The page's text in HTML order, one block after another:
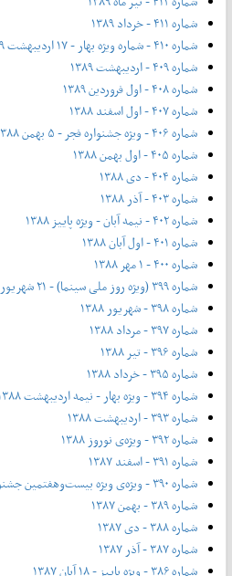
شماره ۴۱۱ - خرداد ۱۳۸۹
شماره ۴۱۰ - شماره ویژه بهار - ۱۷ اردیبهشت ۱۳۸۹
شماره ۴۰۹ - اردیبهشت ۱۳۸۹
شماره ۴۰۸ - اول فروردین ۱۳۸۹
شماره ۴۰۷ - اول اسفند ۱۳۸۸
شماره ۴۰۶ - ویژه جشنواره فجر - ۵ بهمن ۱۳۸۸
شماره ۴۰۵ - اول بهمن ۱۳۸۸
شماره ۴۰۴ - دی ۱۳۸۸
شماره ۴۰۳ - آذر ۱۳۸۸
شماره ۴۰۲ - نیمه آبان - ویژه پاییز ۱۳۸۸
شماره ۴۰۱ - اول آبان ۱۳۸۸
شماره ۴۰۰ - ۱ مهر ۱۳۸۸
شماره ۳۹۹ (ویژه روز ملی سینما) - ۲۱ شهریور ۱۳۸۸
شماره ۳۹۸ - شهریور ۱۳۸۸
شماره ۳۹۷ - مرداد ۱۳۸۸
شماره ۳۹۶ - تیر ۱۳۸۸
شماره ۳۹۵ - خرداد ۱۳۸۸
شماره ۳۹۴ - ویژه بهار - نیمه‌ اردیبهشت ۱۳۸۸
شماره ۳۹۳ - اردیبهشت ۱۳۸۸
شماره ۳۹۲ - ویژه‌ی نوروز ۱۳۸۸
شماره ۳۹۱ - اسفند ۱۳۸۷
شماره ۳۹۰ - ویژه‌ی ویژه بیست‌و‌هفتمین جشنواره‌ی فیلم فجر- ۱۲ بهمن ۱۳۸۷
شماره ۳۸۹ - بهمن ۱۳۸۷
شماره ۳۸۸ - دی ۱۳۸۷
شماره ۳۸۷ - آذر ۱۳۸۷
شماره ۳۸۶ - ویژه پاییز - ۱۸ آبان ۱۳۸۷